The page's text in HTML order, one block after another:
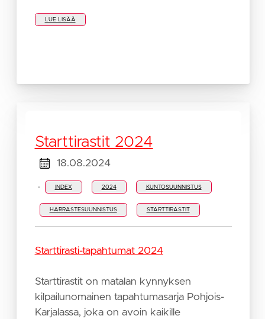
LUE LISÄÄ
Starttirastit 2024
18.08.2024
· INDEX 2024 KUNTOSUUNNISTUS
HARRASTESUUNNISTUS STARTTIRASTIT
Starttirasti-tapahtumat 2024
Starttirastit on matalan kynnyksen
kilpailunomainen tapahtumasarja Pohjois-
Karjalassa, joka on avoin kaikille